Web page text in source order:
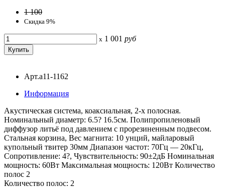
1 100
Скидка 9%
x 1 001 руб
Арт.a11-1162
Информация
Акустическая система, коаксиальная, 2-х полосная.
Номинальный диаметр: 6.5? 16.5см. Полипропиленовый
диффузор литьё под давлением с прорезиненным подвесом.
Стальная корзина, Вес магнита: 10 унций, майларовый
купольный твитер 30мм Диапазон частот: 70Гц — 20кГц,
Сопротивление: 4?, Чувствительность: 90±2дБ Номинальная
мощность: 60Вт Максимальная мощность: 120Вт Количество
полос 2
Количество полос: 2